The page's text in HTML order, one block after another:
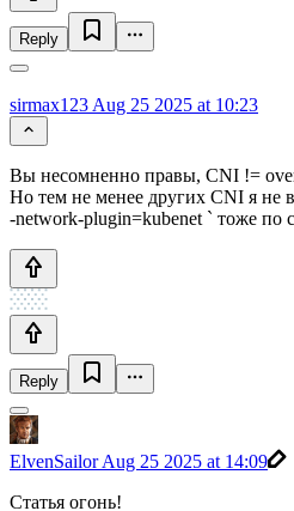
Reply
sirmax123 Aug 25 2025 at 10:23
Вы несомненно правы, CNI !=
Но тем не менее других CNI я не
-network-plugin=kubenet ` тоже по
Reply
ElvenSailorAug 25 2025 at 14:09
Статья огонь!